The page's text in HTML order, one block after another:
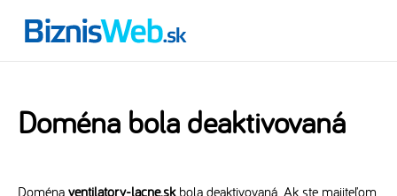
Doména bola deaktivovaná
Doména ventilatory-lacne.skbola deaktivovaná. Ak ste majiteľom